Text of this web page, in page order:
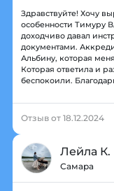
Здравствуйте! Хочу
особенности Тимуру
доходчиво давал
документами.
Альбину, которая
Которая ответила и
беспокоили.
Отзыв от 18.12.2024
Лейла К.
Самара